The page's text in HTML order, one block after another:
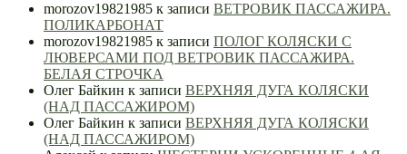
morozov19821985 к записи ВЕТРОВИК ПАССАЖИРА.
ПОЛИКАРБОНАТ
morozov19821985 к записи ПОЛОГ КОЛЯСКИ С
ЛЮВЕРСАМИ ПОД ВЕТРОВИК ПАССАЖИРА.
БЕЛАЯ СТРОЧКА
Олег Байкин к записи ВЕРХНЯЯ ДУГА КОЛЯСКИ
(НАД ПАССАЖИРОМ)
Олег Байкин к записи ВЕРХНЯЯ ДУГА КОЛЯСКИ
(НАД ПАССАЖИРОМ)